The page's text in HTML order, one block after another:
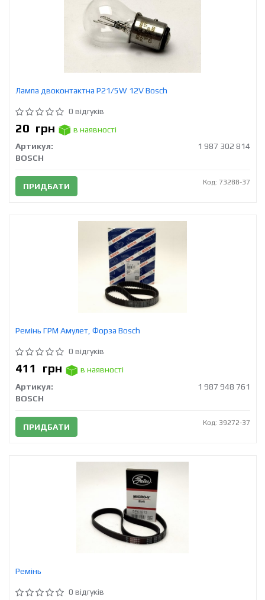
Лампа двоконтактна P21/5W 12V Bosch
0 відгуків
20 грн
в наявності
Артикул:
1 987 302 814
BOSCH
ПРИДБАТИ Код: 73288-37
Ремінь ГРМ Амулет, Форза Bosch
0 відгуків
411 грн
в наявності
Артикул:
1 987 948 761
BOSCH
ПРИДБАТИ Код: 39272-37
Ремінь
0 відгуків